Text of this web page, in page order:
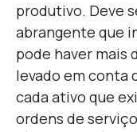
produtivo. Deve
abrangente que
pode haver mais
levado em conta
cada ativo que
ordens de